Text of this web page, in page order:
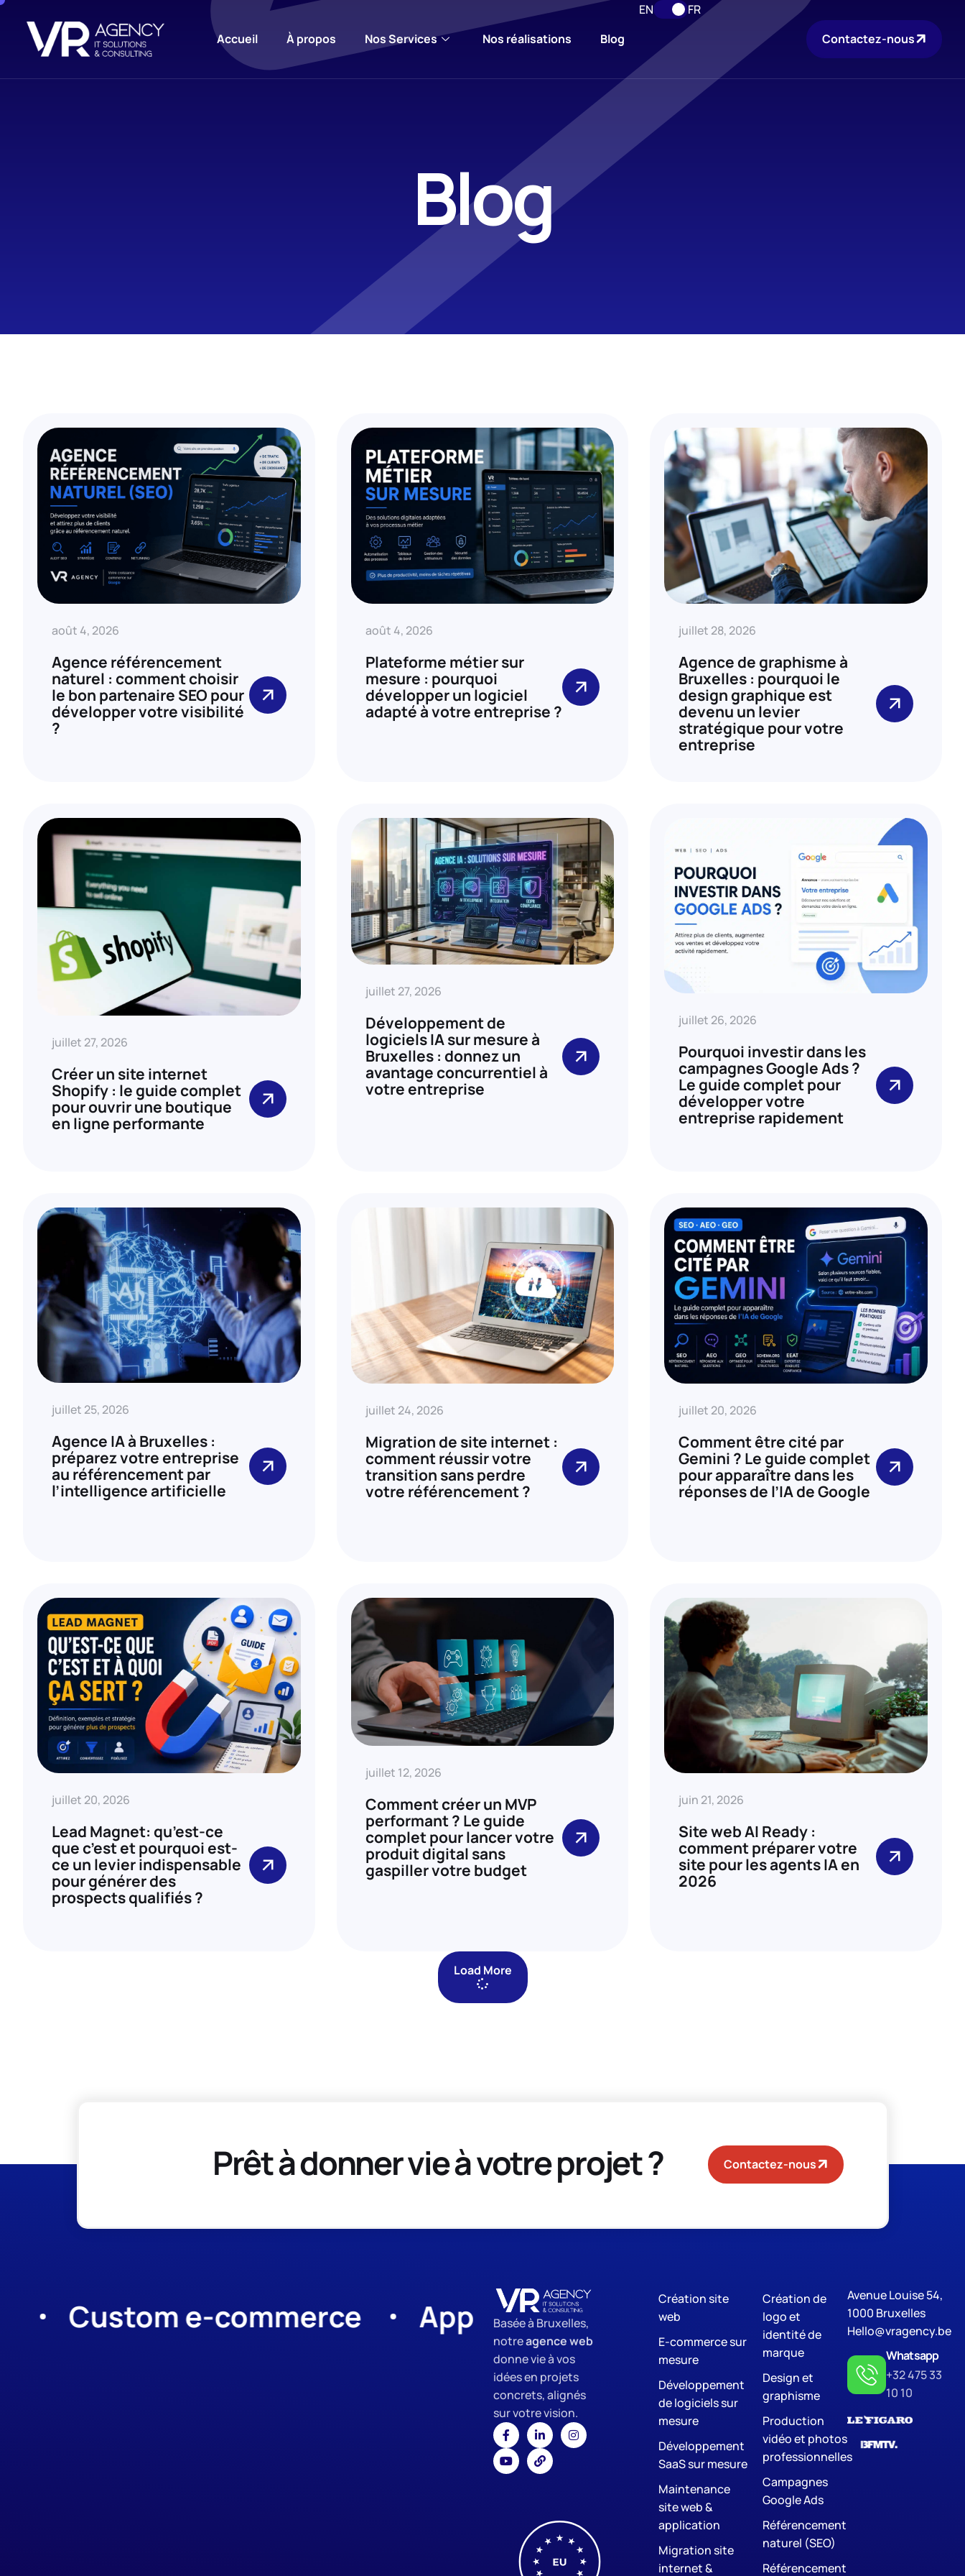
Accueil À propos Nos Services Nos réalisations Blog
EN
FR
Contactez-nous
Blog
août 4, 2026
Agence référencement
naturel : comment choisir
le bon partenaire SEO pour
développer votre visibilité
?
août 4, 2026
Plateforme métier sur
mesure : pourquoi
développer un logiciel
adapté à votre entreprise ?
juillet 28, 2026
Agence de graphisme à
Bruxelles : pourquoi le
design graphique est
devenu un levier
stratégique pour votre
entreprise
juillet 27, 2026
Créer un site internet
Shopify : le guide complet
pour ouvrir une boutique
en ligne performante
juillet 27, 2026
Développement de
logiciels IA sur mesure à
Bruxelles : donnez un
avantage concurrentiel à
votre entreprise
juillet 26, 2026
Pourquoi investir dans les
campagnes Google Ads ?
Le guide complet pour
développer votre
entreprise rapidement
juillet 25, 2026
Agence IA à Bruxelles :
préparez votre entreprise
au référencement par
l’intelligence artificielle
juillet 24, 2026
Migration de site internet :
comment réussir votre
transition sans perdre
votre référencement ?
juillet 20, 2026
Comment être cité par
Gemini ? Le guide complet
pour apparaître dans les
réponses de l’IA de Google
juillet 20, 2026
Lead Magnet: qu’est-ce
que c’est et pourquoi est-
ce un levier indispensable
pour générer des
prospects qualifiés ?
juillet 12, 2026
Comment créer un MVP
performant ? Le guide
complet pour lancer votre
produit digital sans
gaspiller votre budget
juin 21, 2026
Site web AI Ready :
comment préparer votre
site pour les agents IA en
2026
Load More
Prêt à donner vie à votre projet ? Contactez-nous
e-commerce App Development Digital Marketing
Basée à Bruxelles,
notreagence web
donne vie à vos
idées en projets
concrets, alignés
sur votre vision.
Création site
web
E-commerce sur
mesure
Développement
de logiciels sur
mesure
Développement
SaaS sur mesure
Maintenance
site web &
application
Migration site
internet &
Création de
logo et
identité de
marque
Design et
graphisme
Production
vidéo et photos
professionnelles
Campagnes
Google Ads
Référencement
naturel (SEO)
Référencement
Avenue Louise 54,
1000 Bruxelles
Hello@vragency.be
Whatsapp
+32 475 33
10 10